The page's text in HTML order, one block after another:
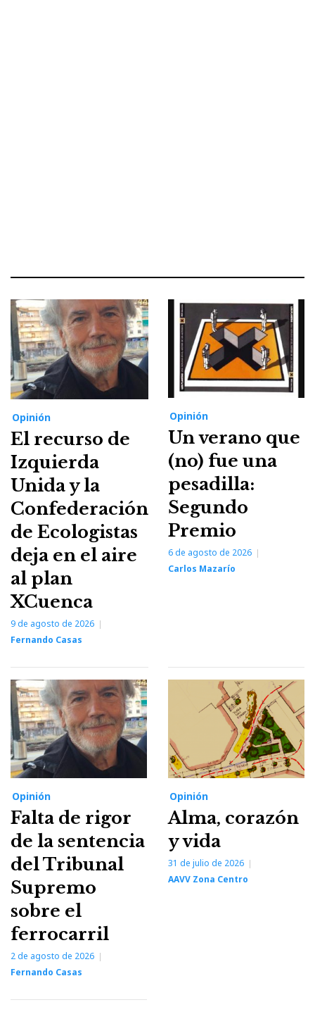
Opinión
El recurso de
Izquierda
Unida y la
Confederación
de Ecologistas
deja en el aire
al plan
XCuenca
9 de agosto de 2026
Fernando Casas
Opinión
Un verano que
(no) fue una
pesadilla:
Segundo
Premio
6 de agosto de 2026
Carlos Mazarío
Opinión
Falta de rigor
de la sentencia
del Tribunal
Supremo
sobre el
ferrocarril
2 de agosto de 2026
Fernando Casas
Opinión
Alma, corazón
y vida
31 de julio de 2026
AAVV Zona Centro